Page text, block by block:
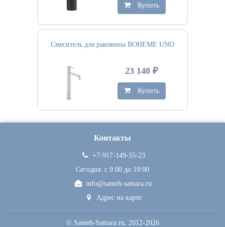
Купить
Смеситель для раковины BOHEME UNO
23 140 ₽
Купить
Контакты
+7-917-149-55-23
Сегодня: c 9:00 до 19:00
info@santeh-samara.ru
Адрес на карте
© Santeh-Samara.ru, 2012-2026